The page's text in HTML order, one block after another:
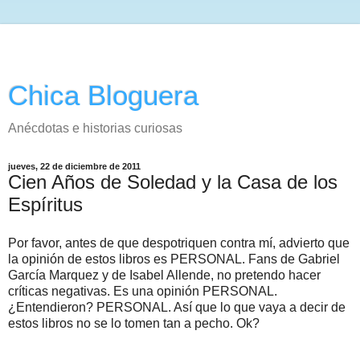
Chica Bloguera
Anécdotas e historias curiosas
jueves, 22 de diciembre de 2011
Cien Años de Soledad y la Casa de los
Espíritus
Por favor, antes de que despotriquen contra mí, advierto que
la opinión de estos libros es PERSONAL. Fans de Gabriel
García Marquez y de Isabel Allende, no pretendo hacer
críticas negativas. Es una opinión PERSONAL.
¿Entendieron? PERSONAL. Así que lo que vaya a decir de
estos libros no se lo tomen tan a pecho. Ok?